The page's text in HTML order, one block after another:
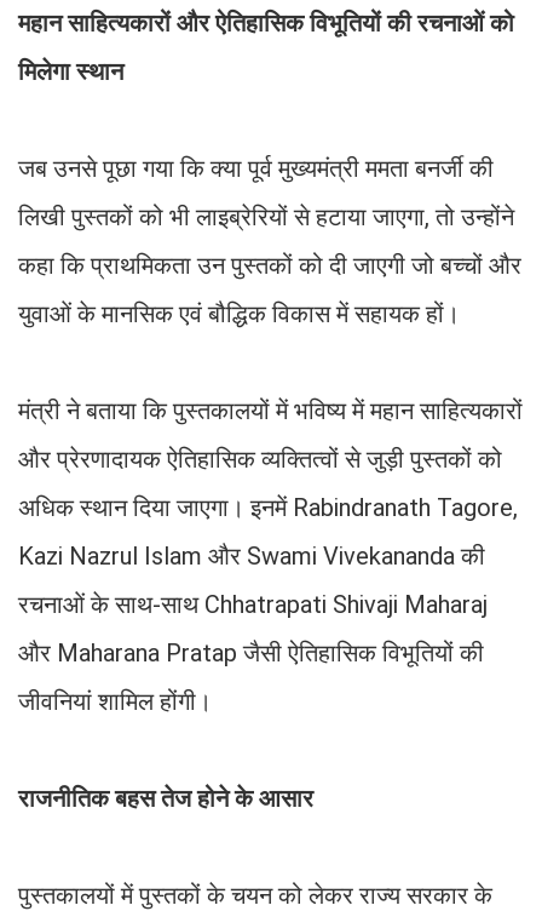
महान साहित्यकारों और ऐतिहासिक विभूतियों की रचनाओं को
मिलेगा स्थान
जब उनसे पूछा गया कि क्या पूर्व मुख्यमंत्री ममता बनर्जी की
लिखी पुस्तकों को भी लाइब्रेरियों से हटाया जाएगा, तो उन्होंने
कहा कि प्राथमिकता उन पुस्तकों को दी जाएगी जो बच्चों और
युवाओं के मानसिक एवं बौद्धिक विकास में सहायक हों।
मंत्री ने बताया कि पुस्तकालयों में भविष्य में महान साहित्यकारों
और प्रेरणादायक ऐतिहासिक व्यक्तित्वों से जुड़ी पुस्तकों को
अधिक स्थान दिया जाएगा। इनमें Rabindranath Tagore,
Kazi Nazrul Islam और Swami Vivekananda की
रचनाओं के साथ-साथ Chhatrapati Shivaji Maharaj
और Maharana Pratap जैसी ऐतिहासिक विभूतियों की
जीवनियां शामिल होंगी।
राजनीतिक बहस तेज होने के आसार
पुस्तकालयों में पुस्तकों के चयन को लेकर राज्य सरकार के